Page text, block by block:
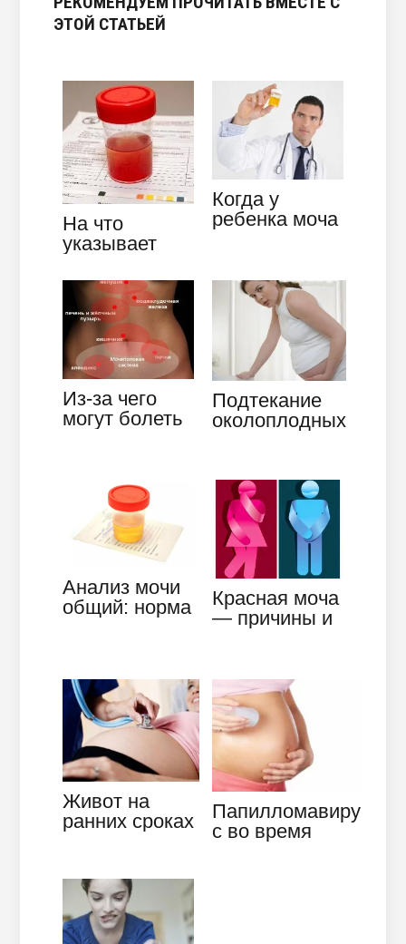
ЭТОЙ СТАТЬЕЙ
На что
указывает
содержание
эритроцитов
в моче
Когда у
ребенка моча
Из-за чего
могут болеть
почечных
болезней
Подтекание
околоплодных
половине…
Анализ мочи
общий: норма
Красная моча
— причины и
Живот на
ранних сроках
ощущения
Папилломавиру
с во время